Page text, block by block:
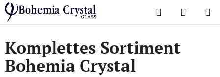
Zum
Inhalt
springen
Suchen
Startseite
/ Lieblingskollektionen / Komplettes Angebot
Komplettes Sortiment
Bohemia Crystal